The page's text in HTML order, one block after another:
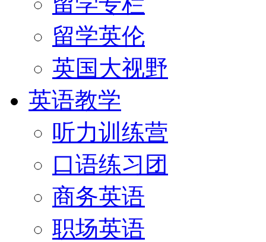
留学英伦
英国大视野
英语教学
听力训练营
口语练习团
商务英语
职场英语